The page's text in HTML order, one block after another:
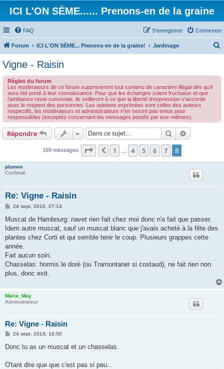
ICI L'ON SÈME...... Prenons-en de la graine
FAQ Connexion
S’enregistrer
Forum ICI L'ON SÈME... Prenons-en de la graine! Jardinage
Vigne - Raisin
Règles du forum
Les modérateurs de ce forum supprimeront tout contenu de caractère illégal dès qu'il
aura été porté à leur connaissance. Pour que les échanges soient fructueux et que
l'ambiance reste conviviale, ils veilleront à ce que la liberté d'expression s'accorde
avec le respect des personnes. Les opinions exprimées sont celles des auteurs
respectifs, les modérateurs et administrateurs n'en seront pas tenus pour
responsables (exceptés concernant les messages postés par eux-mêmes).
Répondre Rechercher
189 messages Page sur
Précédente
1 4 5 6 7 8
plumee
Confirmé
Re: Vigne - Raisin
M
s
a
g
24 sept. 2016, 07:14
Muscat de Hambourg: navet rien fait chez moi donc n'a fait que passer.
Idem autre muscat, sauf un muscat blanc que j'avais acheté à la fête des
plantes chez Corti et qui semble tenir le coup. Plusieurs grappes cette
année.
Fait aucun soin.
Chasselas: hormis le doré (ou Tramontaner si costaud), ne fait rien non
plus, donc exit.
Marie_May
Administrateur
Re: Vigne - Raisin
M
s
g
24 sept. 2016, 10:50
Donc tu as un muscat et un chasselas.
O'tant dire que que c'est pas si peu...